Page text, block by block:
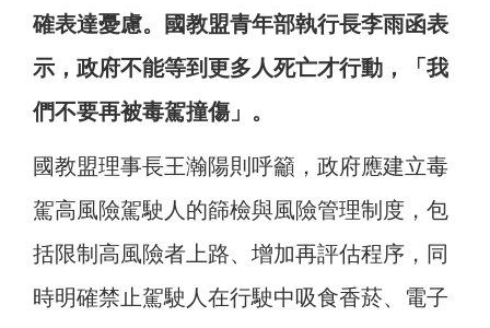
確表達憂慮。國教盟青年部執行長李雨函表
示，政府不能等到更多人死亡才行動，「我
們不要再被毒駕撞傷」。
國教盟理事長王瀚陽則呼籲，政府應建立毒
駕高風險駕駛人的篩檢與風險管理制度，包
括限制高風險者上路、增加再評估程序，同
時明確禁止駕駛人在行駛中吸食香菸、電子